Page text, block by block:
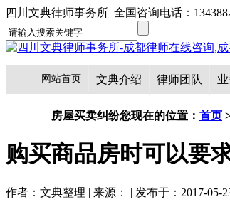
四川文典律师事务所 全国咨询电话：
网站首页 文典介绍 律师团队
房屋买卖纠纷您现在的位置： 首页
购买商品房时可以要
作者：文典整理 | 来源： | 发布于：2017-05-